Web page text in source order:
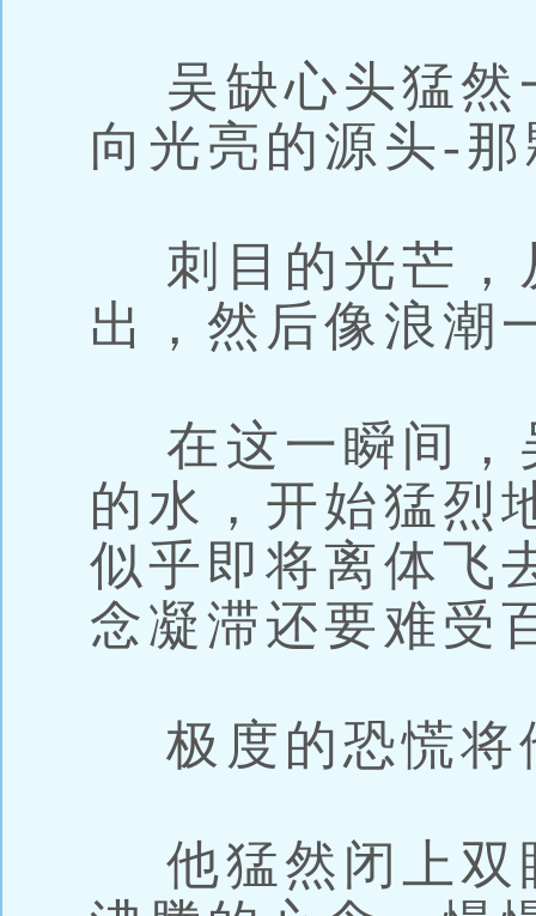
吴缺心头猛然
向光亮的源头-
刺目的光芒，
出，然后像浪潮
在这一瞬间，
的水，开始猛烈
似乎即将离体飞
念凝滞还要难受
极度的恐慌将
他猛然闭上双